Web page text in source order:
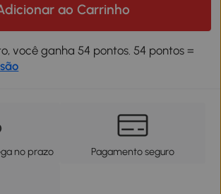
ao Carrinho
você ganha 54 pontos. 54 pontos =
no prazo Pagamento seguro